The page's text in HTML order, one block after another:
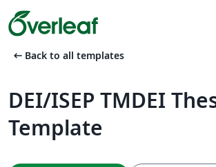
arrow_left_alt Back to all templates
DEI/ISEP TMDEI
Template